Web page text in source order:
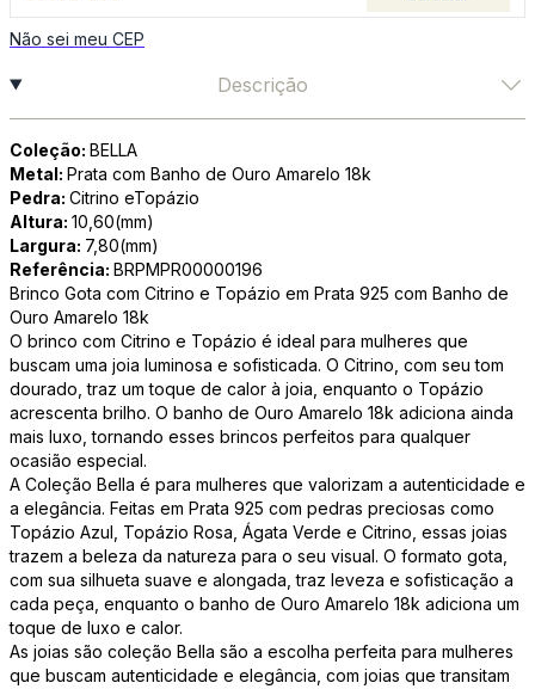
Não sei meu CEP
Descrição
Coleção: BELLA
Metal: Prata com Banho de Ouro Amarelo 18k
Pedra: Citrino eTopázio
Altura: 10,60(mm)
Largura: 7,80(mm)
Referência: BRPMPR00000196
Brinco Gota com Citrino e Topázio em Prata 925 com Banho de
Ouro Amarelo 18k
O brinco com Citrino e Topázio é ideal para mulheres que
buscam uma joia luminosa e sofisticada. O Citrino, com seu tom
dourado, traz um toque de calor à joia, enquanto o Topázio
acrescenta brilho. O banho de Ouro Amarelo 18k adiciona ainda
mais luxo, tornando esses brincos perfeitos para qualquer
ocasião especial.
A Coleção Bella é para mulheres que valorizam a autenticidade e
a elegância. Feitas em Prata 925 com pedras preciosas como
Topázio Azul, Topázio Rosa, Ágata Verde e Citrino, essas joias
trazem a beleza da natureza para o seu visual. O formato gota,
com sua silhueta suave e alongada, traz leveza e sofisticação a
cada peça, enquanto o banho de Ouro Amarelo 18k adiciona um
toque de luxo e calor.
As joias são coleção Bella são a escolha perfeita para mulheres
que buscam autenticidade e elegância, com joias que transitam